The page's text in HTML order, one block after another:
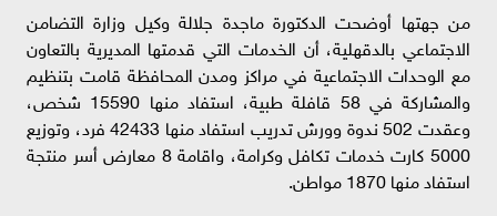
من جهتها أوضحت الدكتورة ماجدة جلالة وكيل وزارة التضامن
الاجتماعي بالدقهلية، أن الخدمات التي قدمتها المديرية بالتعاون
مع الوحدات الاجتماعية في مراكز ومدن المحافظة قامت بتنظيم
والمشاركة في 58 قافلة طبية، استفاد منها 15590 شخص،
وعقدت 502 ندوة وورش تدريب استفاد منها 42433 فرد، وتوزيع
5000 كارت خدمات تكافل وكرامة، واقامة 8 معارض أسر منتجة
استفاد منها 1870 مواطن.